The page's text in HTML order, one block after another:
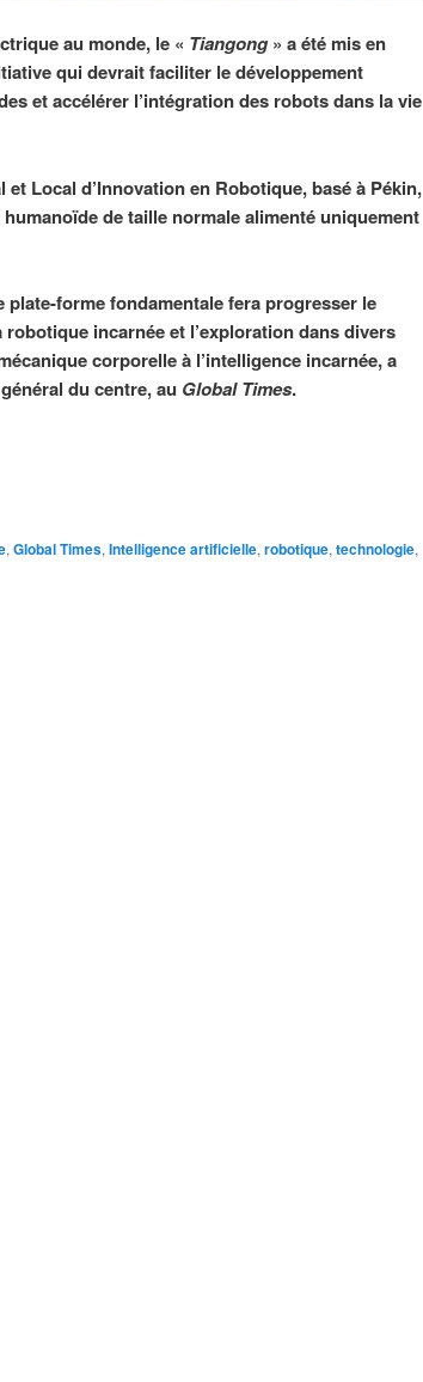
au monde, le « Tiangong» a été mis en
qui devrait faciliter le développement
et accélérer l’intégration des robots dans la vie
Local d’Innovation en Robotique, basé à Pékin,
de taille normale alimenté uniquement
plate-forme fondamentale fera progresser le
incarnée et l’exploration dans divers
corporelle à l’intelligence incarnée, a
du centre, au Global Times.
, Global Times, Intelligence artificielle, robotique, technologie,